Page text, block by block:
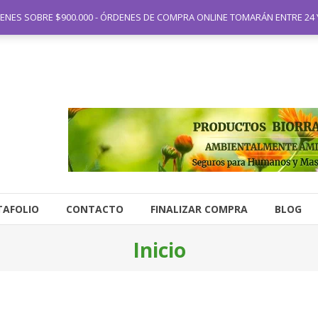
6180 - Técnico: 310 246 2690
CONTACTO FINALIZAR COMPRA BLOG
Inicio
SOBRE $900.000 - ÓRDENES DE COMPRA ONLINE TOMARÁN ENTRE